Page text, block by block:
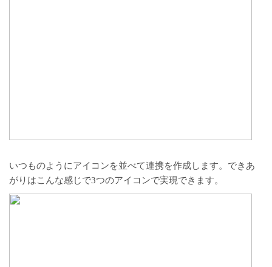
いつものようにアイコンを並べて連携を作成します。できあ
がりはこんな感じで3つのアイコンで実現できます。